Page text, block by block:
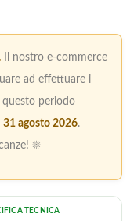
Il nostro e-commerce
ad effettuare i
periodo
31 agosto 2026.
☀️
TECNICA